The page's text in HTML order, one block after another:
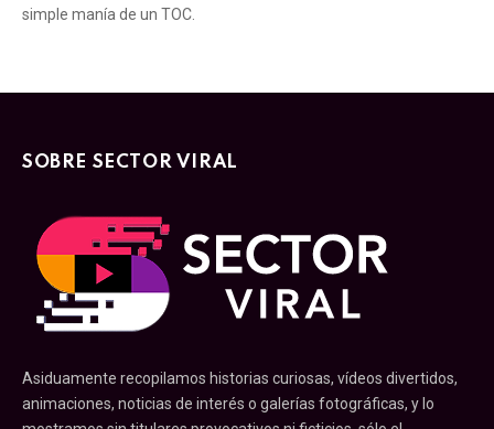
simple manía de un TOC.
SOBRE SECTOR VIRAL
Asiduamente recopilamos historias curiosas, vídeos divertidos,
animaciones, noticias de interés o galerías fotográficas, y lo